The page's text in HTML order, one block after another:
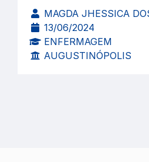
MAGDA JHESSICA
13/06/2024
ENFERMAGEM
AUGUSTINÓPOLIS